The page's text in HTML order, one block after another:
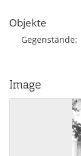
Objekte
Gegenstände
Image